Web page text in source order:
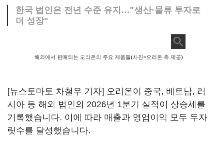
한국 법인은 전년 수준 유지…"생산·물류 투자로
더 성장"
해외에서 판매되는 오리온의 주요 제품들(사진=오리온 측 제공)
[뉴스토마토 차철우 기자] 오리온이 중국, 베트남, 러
시아 등 해외 법인의 2026년 1분기 실적이 상승세를
기록했습니다. 이에 따라 매출과 영업이익 모두 두자
릿수를 달성했습니다.